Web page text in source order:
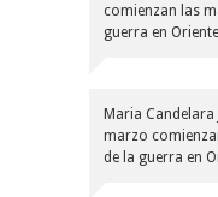
comienzan las
guerra en
Maria Candelara
marzo
de la guerra en